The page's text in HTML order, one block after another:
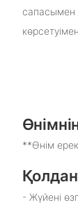
сапасымен
**Өнім
- Жүйені